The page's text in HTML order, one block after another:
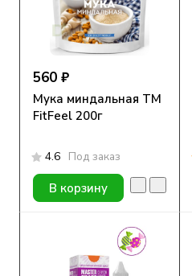
560 ₽
Мука миндальная TM
FitFeel 200г
4.6 Под заказ
В корзину